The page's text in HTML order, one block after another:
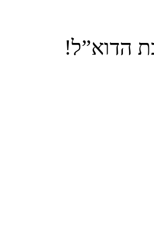
הדוא”ל!